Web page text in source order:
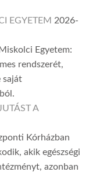
EGYETEM 2026-
Egyetem:
rendszerét,
saját
A
Kórházban
akik egészségi
azonban